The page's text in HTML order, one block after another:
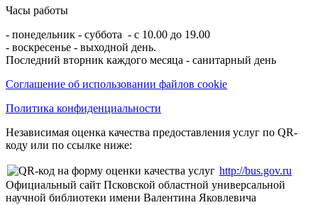
Часы работы
- понедельник - суббота - с 10.00 до 19.00
- воскресенье - выходной день.
Последний вторник каждого месяца - санитарный день
Соглашение об использовании файлов cookie
Политика конфиденциальности
Независимая оценка качества предоставления услуг по QR-
коду или по ссылке ниже:
http://bus.gov.ru
Официальный сайт Псковской областной универсальной
научной библиотеки имени Валентина Яковлевича